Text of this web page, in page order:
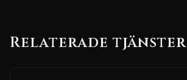
Relaterade tjänster